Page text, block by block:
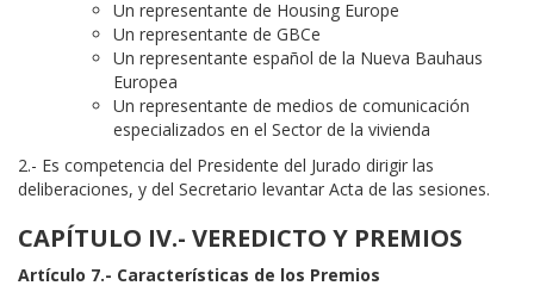
Un representante de Housing Europe
Un representante de GBCe
Un representante español de la Nueva Bauhaus
Europea
Un representante de medios de comunicación
especializados en el Sector de la vivienda
2.- Es competencia del Presidente del Jurado dirigir las
deliberaciones, y del Secretario levantar Acta de las sesiones.
CAPÍTULO IV.- VEREDICTO Y PREMIOS
Artículo 7.- Características de los Premios